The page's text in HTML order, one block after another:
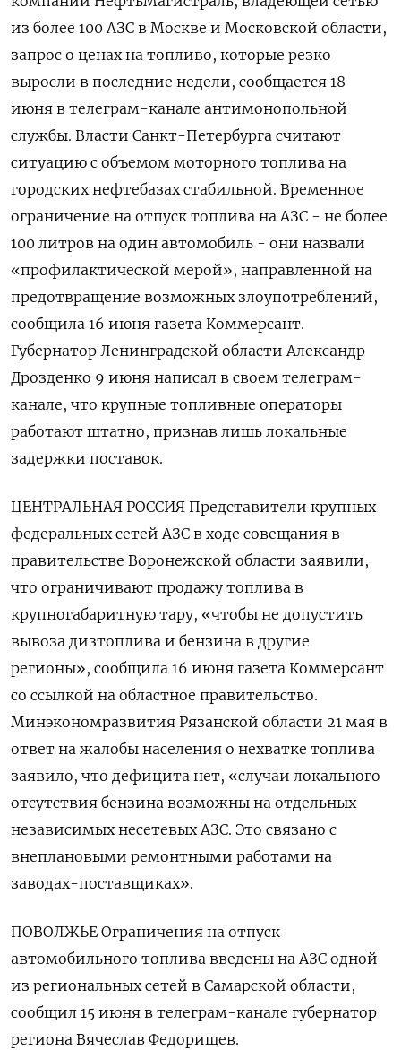
из более 100 АЗС в Москве и Московской области,
запрос о ценах на топливо, которые резко
выросли в последние недели, сообщается 18
июня в телеграм-канале антимонопольной
службы. Власти Санкт-Петербурга считают
ситуацию с объемом моторного топлива на
городских нефтебазах стабильной. Временное
ограничение на отпуск топлива на АЗС - не более
100 литров на один автомобиль - они назвали
«профилактической мерой», направленной на
предотвращение возможных злоупотреблений,
сообщила 16 июня газета Коммерсант.
Губернатор Ленинградской области Александр
Дрозденко 9 июня написал в своем телеграм-
канале, что крупные топливные операторы
работают штатно, признав лишь локальные
задержки поставок.
ЦЕНТРАЛЬНАЯ РОССИЯ Представители крупных
федеральных сетей АЗС в ходе совещания ​в
правительстве Воронежской области заявили,
что ограничивают продажу топлива в
крупногабаритную тару, «чтобы ⁠не допустить
вывоза дизтоплива и бензина в другие
регионы», сообщила 16 июня газета Коммерсант
со ссылкой на областное правительство.
Минэкономразвития Рязанской области 21 мая в
ответ на жалобы населения о нехватке топлива
заявило, что дефицита нет, «случаи локального
отсутствия бензина возможны на отдельных
независимых несетевых АЗС. Это ‌связано с
внеплановыми ремонтными работами на
заводах-поставщиках».
ПОВОЛЖЬЕ Ограничения на отпуск
автомобильного топлива введены на АЗС одной
из региональных сетей в Самарской области,
сообщил 15 июня в телеграм-канале губернатор
региона Вячеслав Федорищев.